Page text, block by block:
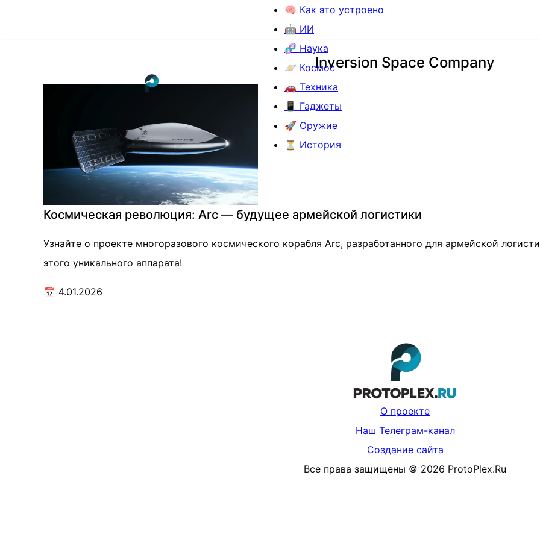
🧠 Как это устроено
🤖 ИИ
🧬 Наука
🪐 Космос
🚗 Техника
📱 Гаджеты
🚀 Оружие
⏳ История
Inversion Space Company
Космическая революция: Arc — будущее армейской логистики
Узнайте о проекте многоразового космического корабля Arc, разработанного для армейской
этого уникального аппарата!
📅 4.01.2026
О проекте
Наш Телеграм-канал
Создание сайта
Все права защищены © 2026 ProtoPlex.Ru